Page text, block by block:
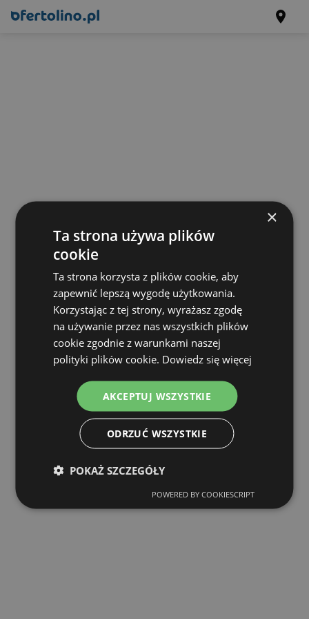
×
Ta strona używa plików
cookie
Ta strona korzysta z plików cookie, aby
zapewnić lepszą wygodę użytkowania.
Korzystając z tej strony, wyrażasz zgodę
na używanie przez nas wszystkich plików
cookie zgodnie z warunkami naszej
polityki plików cookie. Dowiedz się więcej
AKCEPTUJ WSZYSTKIE
ODRZUĆ WSZYSTKIE
POKAŻ SZCZEGÓŁY
POWERED BY COOKIESCRIPT